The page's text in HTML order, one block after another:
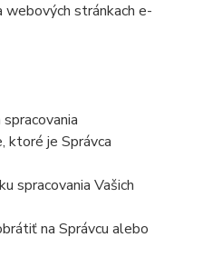
webových stránkach e-
ktoré je Správca
spracovania Vašich
na Správcu alebo